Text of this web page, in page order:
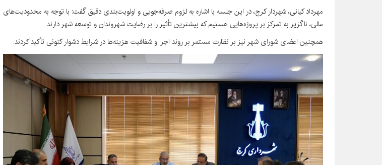
مهرداد کیانی، شهردار کرج، در این جلسه با اشاره به لزوم صرفه‌جویی و اولویت‌بندی دقیق گفت: با توجه به محدودیت‌های
مالی، ناگزیر به تمرکز بر پروژه‌هایی هستیم که بیشترین تأثیر را بر رضایت شهروندان و توسعه شهر دارند.
همچنین اعضای شورای شهر نیز بر نظارت مستمر بر روند اجرا و شفافیت هزینه‌ها در شرایط دشوار کنونی تأکید کردند.